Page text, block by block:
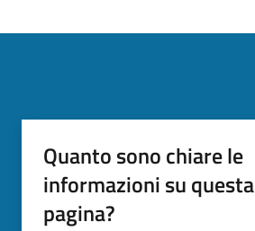
Quanto sono chiare le
informazioni su questa
pagina?